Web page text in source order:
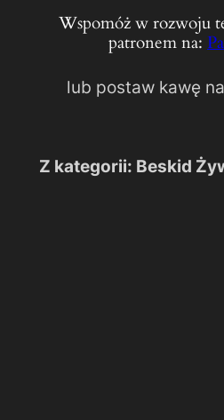
Wspomóż w rozwoju
patronem na:
lub postaw kawę na
Z kategorii: Beskid